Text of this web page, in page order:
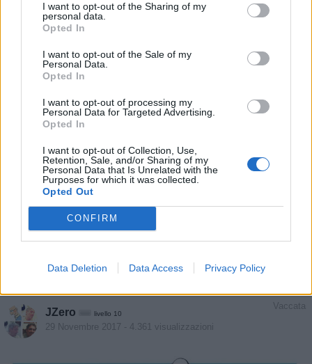
I want to opt-out of the Sharing of my
personal data.
Opted In
I want to opt-out of the Sale of my
Personal Data.
Opted In
I want to opt-out of processing my
Personal Data for Targeted Advertising.
Opted In
I want to opt-out of Collection, Use,
Retention, Sale, and/or Sharing of my
Personal Data that Is Unrelated with the
Purposes for which it was collected.
Opted Out
CONFIRM
Data Deletion Data Access Privacy Policy
http://cartuns.com.br
Ti stimo fratello
Link
Vaccata
JZero livello 10
29 Novembre 2017 - 4.361 visualizzazioni